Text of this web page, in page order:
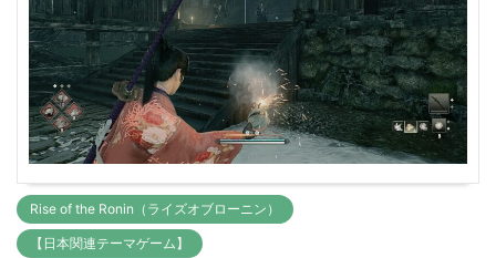
Rise of the Ronin（ライズオブローニン）
【日本関連テーマゲーム】